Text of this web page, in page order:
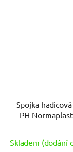
Spojka
PH
Skladem (dodání